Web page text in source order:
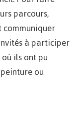
parcours,
à participer
ils ont pu
ou